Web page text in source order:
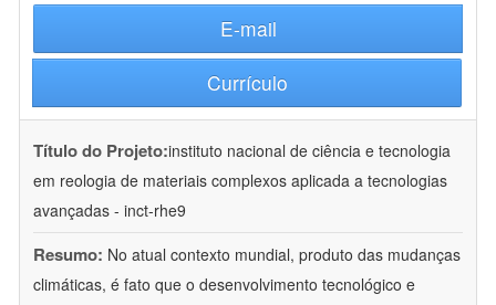
E-mail
Currículo
Título do Projeto:instituto nacional de ciência e tecnologia
em reologia de materiais complexos aplicada a tecnologias
avançadas - inct-rhe9
Resumo: No atual contexto mundial, produto das mudanças
climáticas, é fato que o desenvolvimento tecnológico e